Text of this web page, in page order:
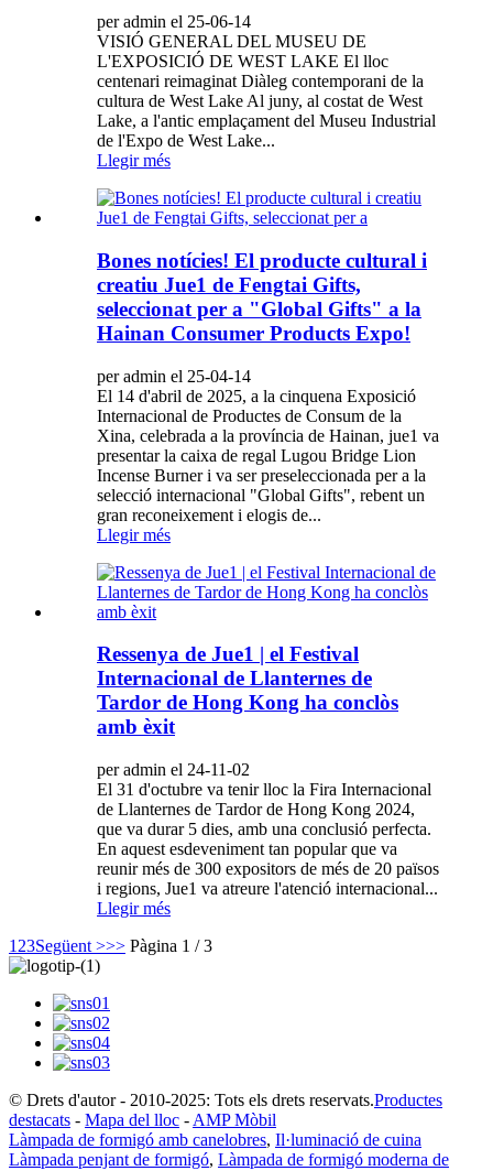
per admin el 25-06-14
VISIÓ GENERAL DEL MUSEU DE
L'EXPOSICIÓ DE WEST LAKE El lloc
centenari reimaginat Diàleg contemporani de la
cultura de West Lake Al juny, al costat de West
Lake, a l'antic emplaçament del Museu Industrial
de l'Expo de West Lake...
Llegir més
Bones notícies! El producte cultural i
creatiu Jue1 de Fengtai Gifts,
seleccionat per a "Global Gifts" a la
Hainan Consumer Products Expo!
per admin el 25-04-14
El 14 d'abril de 2025, a la cinquena Exposició
Internacional de Productes de Consum de la
Xina, celebrada a la província de Hainan, jue1 va
presentar la caixa de regal Lugou Bridge Lion
Incense Burner i va ser preseleccionada per a la
selecció internacional "Global Gifts", rebent un
gran reconeixement i elogis de...
Llegir més
Ressenya de Jue1 | el Festival
Internacional de Llanternes de
Tardor de Hong Kong ha conclòs
amb èxit
per admin el 24-11-02
El 31 d'octubre va tenir lloc la Fira Internacional
de Llanternes de Tardor de Hong Kong 2024,
que va durar 5 dies, amb una conclusió perfecta.
En aquest esdeveniment tan popular que va
reunir més de 300 expositors de més de 20 països
i regions, Jue1 va atreure l'atenció internacional...
Llegir més
1 23Següent >>> Pàgina 1 / 3
© Drets d'autor - 2010-2025: Tots els drets reservats.Productes
destacats - Mapa del lloc - AMP Mòbil
Làmpada de formigó amb canelobres, Il·luminació de cuina
Làmpada penjant de formigó, Làmpada de formigó moderna de